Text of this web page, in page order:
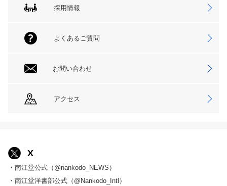
採用情報
よくあるご質問
お問い合わせ
アクセス
X
・南江堂公式（@nankodo_NEWS）
・南江堂洋書部公式（@Nankodo_Intl）